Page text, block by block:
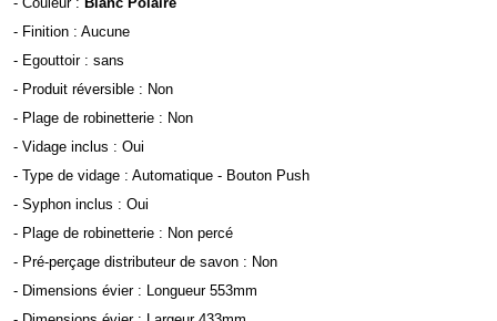
- Finition : Aucune
- Egouttoir : sans
- Produit réversible : Non
- Plage de robinetterie : Non
- Vidage inclus : Oui
- Type de vidage : Automatique - Bouton Push
- Syphon inclus : Oui
- Plage de robinetterie : Non percé
- Pré-perçage distributeur de savon : Non
- Dimensions évier : Longueur 553mm